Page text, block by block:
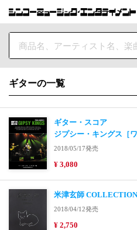
ギターの一覧
ギター・スコア
ジプシー・キングス［ワ
2018/05/17発売
¥ 3,080
米津玄師
2018/04/12発売
¥ 2,750